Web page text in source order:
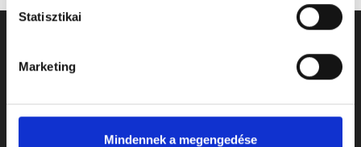
Statisztikai
Marketing
Mindennek a megengedése